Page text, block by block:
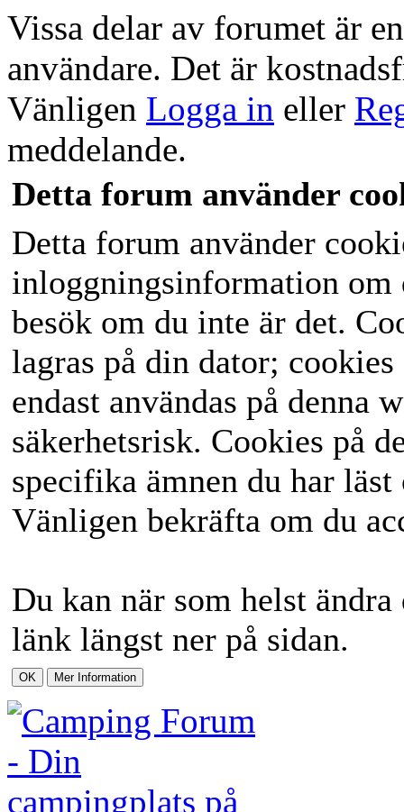
Vissa delar av forumet är
användare. Det är
Vänligen Logga in eller
meddelande.
Detta forum använder
Detta forum använder
inloggningsinformation om
besök om du inte är det.
lagras på din dator;
endast användas på denna
säkerhetsrisk. Cookies på
specifika ämnen du har läst
Vänligen bekräfta om du
Du kan när som helst
länk längst ner på sidan.